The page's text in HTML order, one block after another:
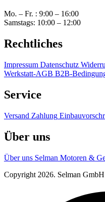
Mo. – Fr. : 9:00 – 16:00
Samstags: 10:00 – 12:00
Rechtliches
Impressum Datenschutz
Werkstatt-AGB B2B-
Service
Versand Zahlung
Über uns
Über uns Selman Motoren &
Copyright 2026. Selman GmbH